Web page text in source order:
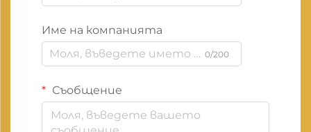
Име на компанията
0/200
Съобщение